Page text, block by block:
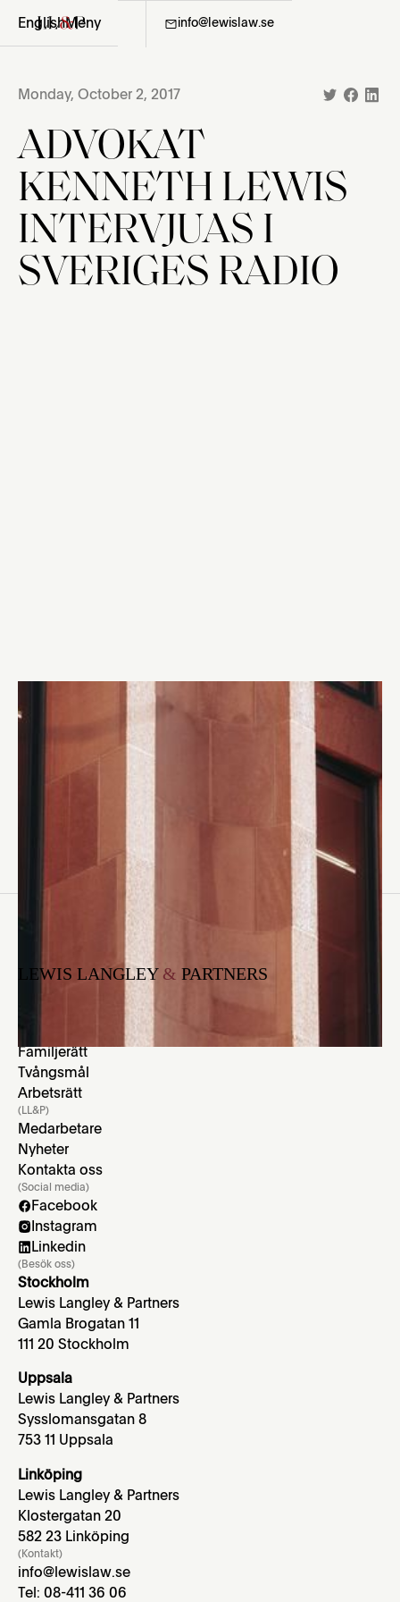
EnglishMeny
08-411 36 06 info@lewislaw.se
Monday, October 2, 2017
ADVOKAT
KENNETH LEWIS
INTERVJUAS I
SVERIGES RADIO
Artikel från Sveriges Radio angående NMR:s
demonstration i Göteborg och plakaten med
namngivna journalister och författare. Advokat Kenneth
Lewis intervjuas i inslaget. Läs artikeln och lyssna på
LEWIS LANGLEY & PARTNERS
Migration
Familjerätt
Tvångsmål
Arbetsrätt
(LL&P)
Medarbetare
Nyheter
Kontakta oss
(Social media)
Facebook
Instagram
Linkedin
(Besök oss)
Stockholm
Lewis Langley & Partners
Gamla Brogatan 11
111 20 Stockholm
Uppsala
Lewis Langley & Partners
Sysslomansgatan 8
753 11 Uppsala
Linköping
Lewis Langley & Partners
Klostergatan 20
582 23 Linköping
(Kontakt)
info@lewislaw.se
Tel: 08-411 36 06